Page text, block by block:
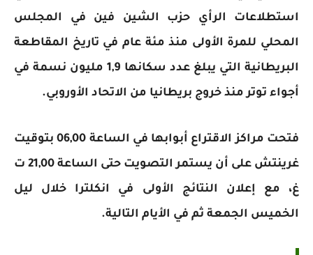
استطلاعات الرأي حزب الشين فين في المجلس
المحلي للمرة الأولى منذ مئة عام في تاريخ المقاطعة
البريطانية التي يبلغ عدد سكانها 1,9 مليون نسمة في
أجواء توتر منذ خروج بريطانيا من الاتحاد الأوروبي.
فتحت مراكز الاقتراع أبوابها في الساعة 06,00 بتوقيت
غرينتش على أن يستمر التصويت حتى الساعة 21,00 ت
غ، مع إعلان النتائج الأولى في انكلترا خلال ليل
الخميس الجمعة ثم في الأيام التالية.